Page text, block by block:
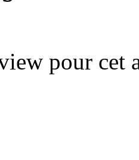
pour cet